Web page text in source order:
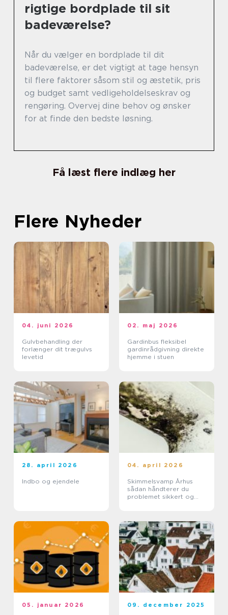
rigtige bordplade til sit
badeværelse?
Når du vælger en bordplade til dit
badeværelse, er det vigtigt at tage hensyn
til flere faktorer såsom stil og æstetik, pris
og budget samt vedligeholdelseskrav og
rengøring. Overvej dine behov og ønsker
for at finde den bedste løsning.
Få læst flere indlæg her
Flere Nyheder
04. juni 2026
Gulvbehandling der
forlænger dit trægulvs
levetid
02. maj 2026
Gardinbus fleksibel
gardinrådgivning direkte
hjemme i stuen
28. april 2026
Indbo og ejendele
04. april 2026
Skimmelsvamp Århus
sådan håndterer du
problemet sikkert og
05. januar 2026 09. december 2025